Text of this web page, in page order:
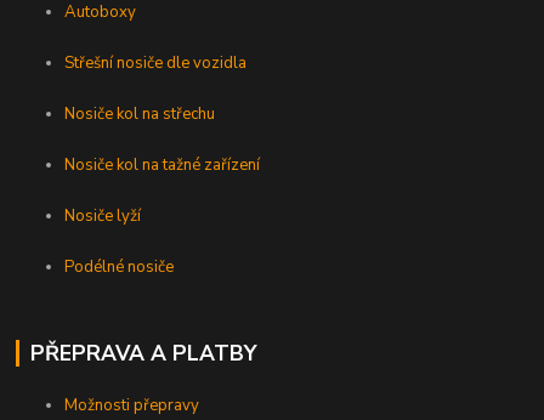
Autoboxy
Střešní nosiče dle vozidla
Nosiče kol na střechu
Nosiče kol na tažné zařízení
Nosiče lyží
Podélné nosiče
PŘEPRAVA A PLATBY
Možnosti přepravy